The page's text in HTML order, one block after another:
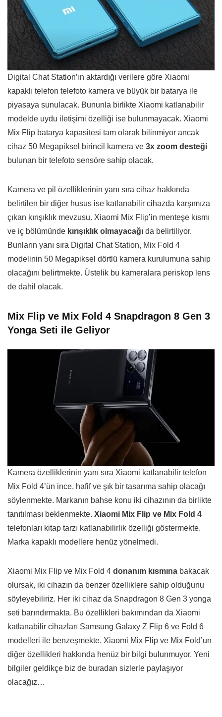
Digital Chat Station’ın aktardığı verilere göre Xiaomi
kapaklı telefon telefoto kamera ve büyük bir batarya ile
piyasaya sunulacak. Bununla birlikte Xiaomi katlanabilir
modelde uydu iletişimi özelliği ise bulunmayacak. Xiaomi
Mix Flip batarya kapasitesi tam olarak bilinmiyor ancak
cihaz 50 Megapiksel birincil kamera ve 3x zoom desteği
bulunan bir telefoto sensöre sahip olacak.
Kamera ve pil özelliklerinin yanı sıra cihaz hakkında
belirtilen bir diğer husus ise katlanabilir cihazda karşımıza
çıkan kırışıklık mevzusu. Xiaomi Mix Flip’in menteşe kısmı
ve iç bölümünde kırışıklık olmayacağı da belirtiliyor.
Bunların yanı sıra Digital Chat Station, Mix Fold 4
modelinin 50 Megapiksel dörtlü kamera kurulumuna sahip
olacağını belirtmekte. Üstelik bu kameralara periskop lens
de dahil olacak.
Mix Flip ve Mix Fold 4 Snapdragon 8 Gen 3
Yonga Seti ile Geliyor
Kamera özelliklerinin yanı sıra Xiaomi katlanabilir telefon
Mix Fold 4’ün ince, hafif ve şık bir tasarıma sahip olacağı
söylenmekte. Markanın bahse konu iki cihazının da birlikte
tanıtılması beklenmekte. Xiaomi Mix Flip ve Mix Fold 4
telefonları kitap tarzı katlanabilirlik özelliği göstermekte.
Marka kapaklı modellere henüz yönelmedi.
Xiaomi Mix Flip ve Mix Fold 4 donanım kısmına bakacak
olursak, iki cihazın da benzer özelliklere sahip olduğunu
söyleyebiliriz. Her iki cihaz da Snapdragon 8 Gen 3 yonga
seti barındırmakta. Bu özellikleri bakımından da Xiaomi
katlanabilir cihazları Samsung Galaxy Z Flip 6 ve Fold 6
modelleri ile benzeşmekte. Xiaomi Mix Flip ve Mix Fold’un
diğer özellikleri hakkında henüz bir bilgi bulunmuyor. Yeni
bilgiler geldikçe biz de buradan sizlerle paylaşıyor
olacağız…